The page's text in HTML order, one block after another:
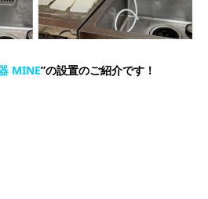
MINE”の設置のご紹介です！